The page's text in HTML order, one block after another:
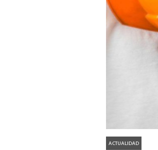
ACTUALIDAD